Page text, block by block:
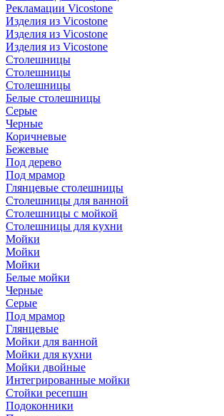
Рекламации Vicostone
Изделия из Vicostone
Изделия из Vicostone
Изделия из Vicostone
Столешницы
Столешницы
Столешницы
Белые столешницы
Серые
Черные
Коричневые
Бежевые
Под дерево
Под мрамор
Глянцевые столешницы
Столешницы для ванной
Столешницы с мойкой
Столешницы для кухни
Мойки
Мойки
Мойки
Белые мойки
Черные
Серые
Под мрамор
Глянцевые
Мойки для ванной
Мойки для кухни
Мойки двойные
Интегрированные мойки
Стойки ресепшн
Подоконники